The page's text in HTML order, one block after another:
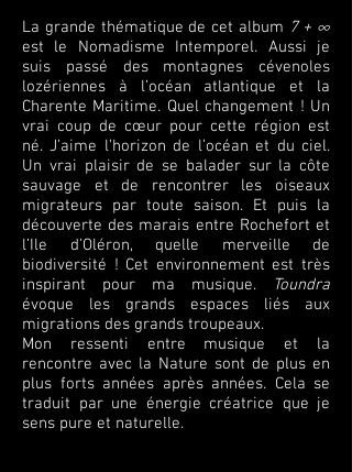
La grande thématique de cet album 7 + ∞
est le Nomadisme Intemporel. Aussi je
suis passé des montagnes cévenoles
lozériennes à l’océan atlantique et la
Charente Maritime. Quel changement ! Un
vrai coup de cœur pour cette région est
né. J’aime l’horizon de l’océan et du ciel.
Un vrai plaisir de se balader sur la côte
sauvage et de rencontrer les oiseaux
migrateurs par toute saison. Et puis la
découverte des marais entre Rochefort et
l’Ile d’Oléron, quelle merveille de
biodiversité ! Cet environnement est très
inspirant pour ma musique.
Toundra
évoque les grands espaces liés aux
migrations des grands troupeaux.
Mon ressenti entre musique et la
rencontre avec la Nature sont de plus en
plus forts années après années. Cela se
traduit par une énergie créatrice que je
sens pure et naturelle.